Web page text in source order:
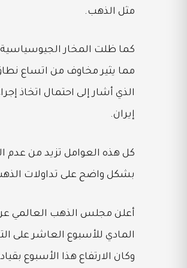
مثل الذهب.
كما ظلت المخار
مما يثير مخاوف من اتساع
إيران.
كل هذه العوامل تزيد من عدم
بشكل واضح على تداولات
أعلن مجلس الذهب العالمي عن
وكان الارتفاع هذا الأسبوع